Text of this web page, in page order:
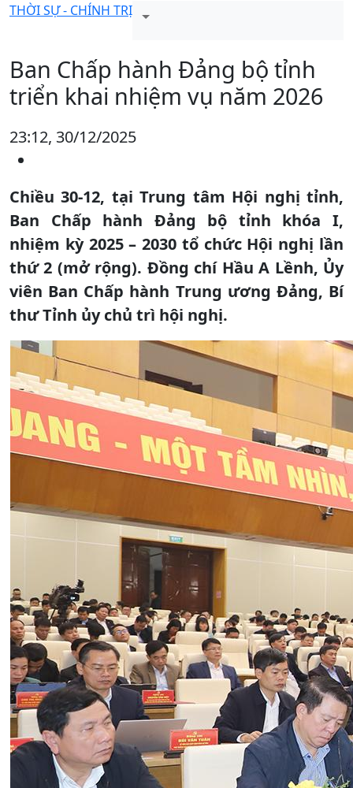
THỜI SỰ - CHÍNH TRỊ
Ban Chấp hành Đảng bộ tỉnh
triển khai nhiệm vụ năm 2026
23:12, 30/12/2025
Chiều 30-12, tại Trung tâm Hội nghị tỉnh,
Ban Chấp hành Đảng bộ tỉnh khóa I,
nhiệm kỳ 2025 – 2030 tổ chức Hội nghị lần
thứ 2 (mở rộng). Đồng chí Hầu A Lềnh, Ủy
viên Ban Chấp hành Trung ương Đảng, Bí
thư Tỉnh ủy chủ trì hội nghị.